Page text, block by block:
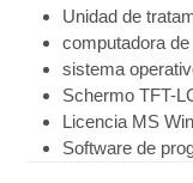
Unidad de
computadora
sistema
Schermo TFT-
Licencia MS
Software de